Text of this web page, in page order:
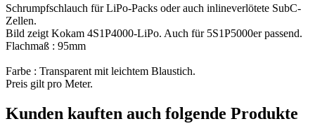
Schrumpfschlauch für LiPo-Packs oder auch inlineverlötete SubC-
Zellen.
Bild zeigt Kokam 4S1P4000-LiPo. Auch für 5S1P5000er passend.
Flachmaß : 95mm
Farbe : Transparent mit leichtem Blaustich.
Preis gilt pro Meter.
Kunden kauften auch folgende Produkte